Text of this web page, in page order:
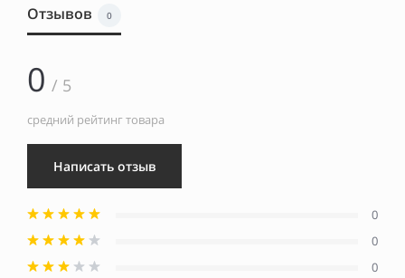
Отзывов 0
0 / 5
средний рейтинг товара
Написать отзыв
0
0
0